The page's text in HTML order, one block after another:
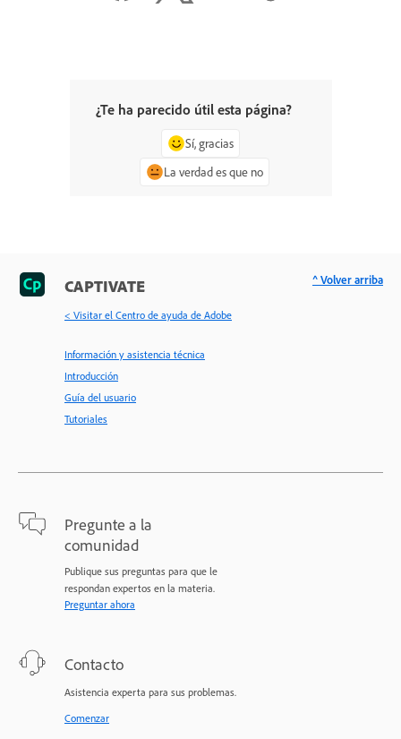
¿Te ha parecido útil esta página?
Sí, gracias
La verdad es que no
CAPTIVATE
< Visitar el Centro de ayuda de Adobe
Información y asistencia técnica
Introducción
Guía del usuario
Tutoriales
Pregunte a la
comunidad
Publique sus preguntas para que le
respondan expertos en la materia.
Preguntar ahora
Contacto
Asistencia experta para sus problemas.
Comenzar
^ Volver arriba